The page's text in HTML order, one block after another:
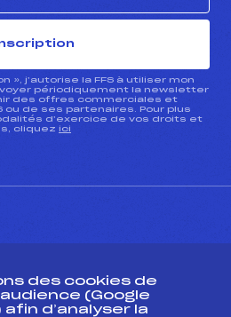
», j’autorise la FFS à utiliser mon
périodiquement la newsletter
des offres commerciales et
ou de ses partenaires. Pour plus
d’exercice de vos droits et
cliquez ici
des cookies de
(Google
d’analyser la